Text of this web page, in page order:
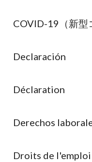
COVID-19（新型
Declaración
Déclaration
Derechos
Droits de l'emploi